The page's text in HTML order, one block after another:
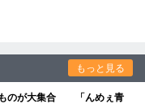
もっと見る
ものが大集合 「んめぇ青